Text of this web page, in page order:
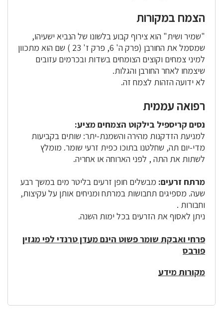
הצמח במקורות
"שמיר ושית" הוא צירוף קבוע בלשונו של הנביא ישעיהו,
שמסמל את החורבן (פרק ה' 6, פרק ז' 23 ) שם הוא מתכוון
למיני צמחים וקוצים הצומחים בשדות ובכרמים עזובים
שיצמחו לאחר החורבן והגלות.
לא ידועה הזהות לצמח זה.
רפואה עממית
נסים קריספיל בילקוט הצמחים מציע:
למניעת הזדקנות מהירה והשמנת-יתר: שותים בקביעות
מדי-יום תה, שחלטנו בתוכו כפית זרעי שומר. מומלץ
לשתות את התה , לפני הארוחה או אחריה.
מרתח זרעים: מבשלים חופן זרעים בליטר מים במשך רבע
שעה. מספיגים תחבושות במרתח ומניחים אותן על עקיצות,
וחבורות .
ניתן לאסוף את הזרעים בכל ימות השנה.
פרחי ואבקת שומר פשוט הינם מעדן טרנדי לפי מגזין
פורבס
מקורות מידע